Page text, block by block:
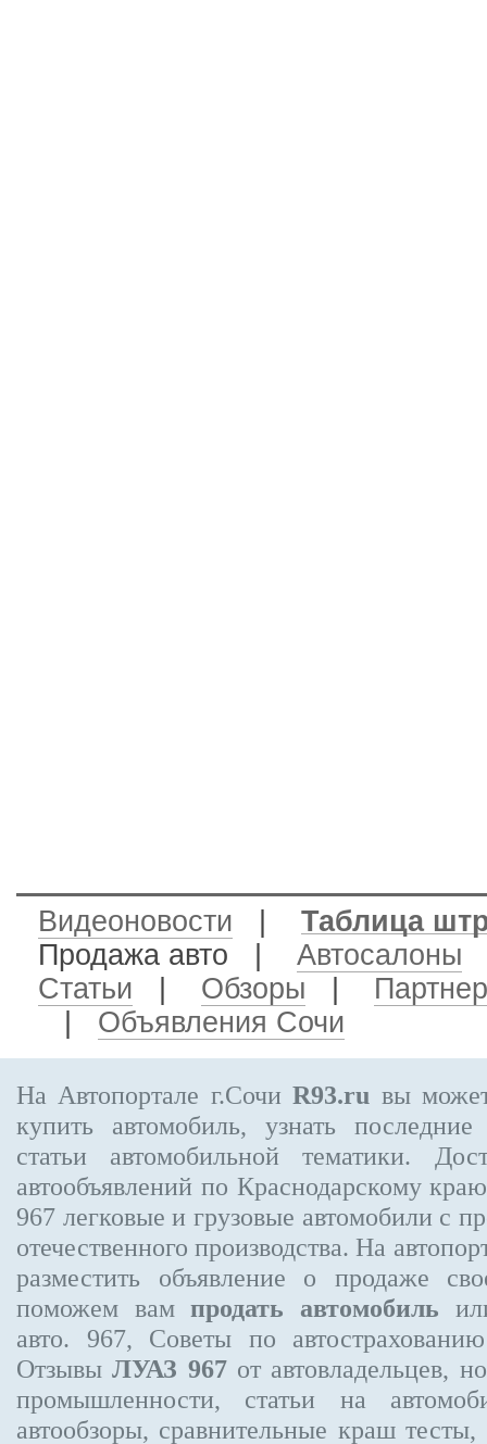
Видеоновости
Таблица
Продажа авто
Автосалоны
Статьи
Обзоры
Объявления Сочи
На Автопортале г.СочиR93.ru вы
купить автомобиль, узнать
статьи автомобильной тематики.
автообъявлений по Краснодарскому
967 легковые и грузовые автомобили с
отечественного производства. На
разместить объявление о продаже
поможем вампродать автомобиль
авто. 967, Советы по
ОтзывыЛУАЗ 967от автовладельцев,
промышленности, статьи на
автообзоры, сравнительные краш